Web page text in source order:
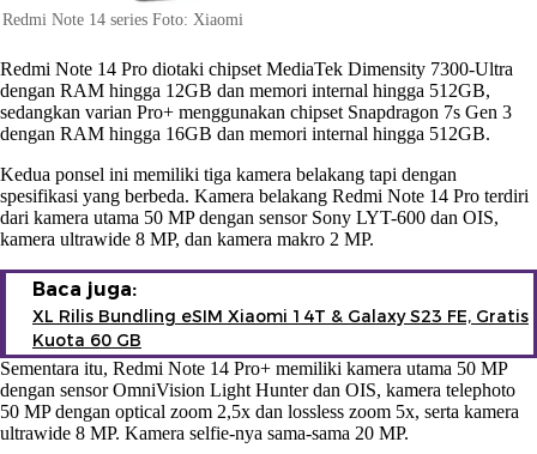
Redmi Note 14 series Foto: Xiaomi
Redmi Note 14 Pro diotaki chipset MediaTek Dimensity 7300-Ultra
dengan RAM hingga 12GB dan memori internal hingga 512GB,
sedangkan varian Pro+ menggunakan chipset Snapdragon 7s Gen 3
dengan RAM hingga 16GB dan memori internal hingga 512GB.
Kedua ponsel ini memiliki tiga kamera belakang tapi dengan
spesifikasi yang berbeda. Kamera belakang Redmi Note 14 Pro terdiri
dari kamera utama 50 MP dengan sensor Sony LYT-600 dan OIS,
kamera ultrawide 8 MP, dan kamera makro 2 MP.
Baca juga:
XL Rilis Bundling eSIM Xiaomi 14T & Galaxy S23 FE, Gratis
Kuota 60 GB
Sementara itu, Redmi Note 14 Pro+ memiliki kamera utama 50 MP
dengan sensor OmniVision Light Hunter dan OIS, kamera telephoto
50 MP dengan optical zoom 2,5x dan lossless zoom 5x, serta kamera
ultrawide 8 MP. Kamera selfie-nya sama-sama 20 MP.